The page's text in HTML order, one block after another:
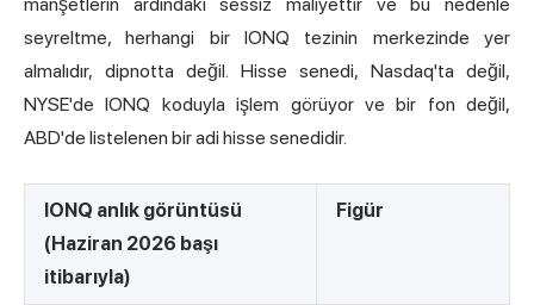
seyreltme, herhangi bir IONQ tezinin merkezinde yer
almalıdır, dipnotta değil. Hisse senedi, Nasdaq'ta değil,
NYSE'de IONQ koduyla işlem görüyor ve bir fon değil,
ABD'de listelenen bir adi hisse senedidir.
IONQ anlık görüntüsü
(Haziran 2026 başı
itibarıyla)
Figür